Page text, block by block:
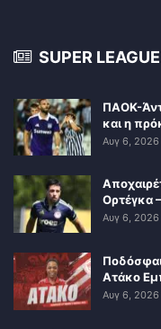
SUPER LEAGUE
ΠΑΟΚ-
και η
Αυγ 6, 2026
Ορτέγκα
Αυγ 6, 2026
Ατάκο
Αυγ 6, 2026